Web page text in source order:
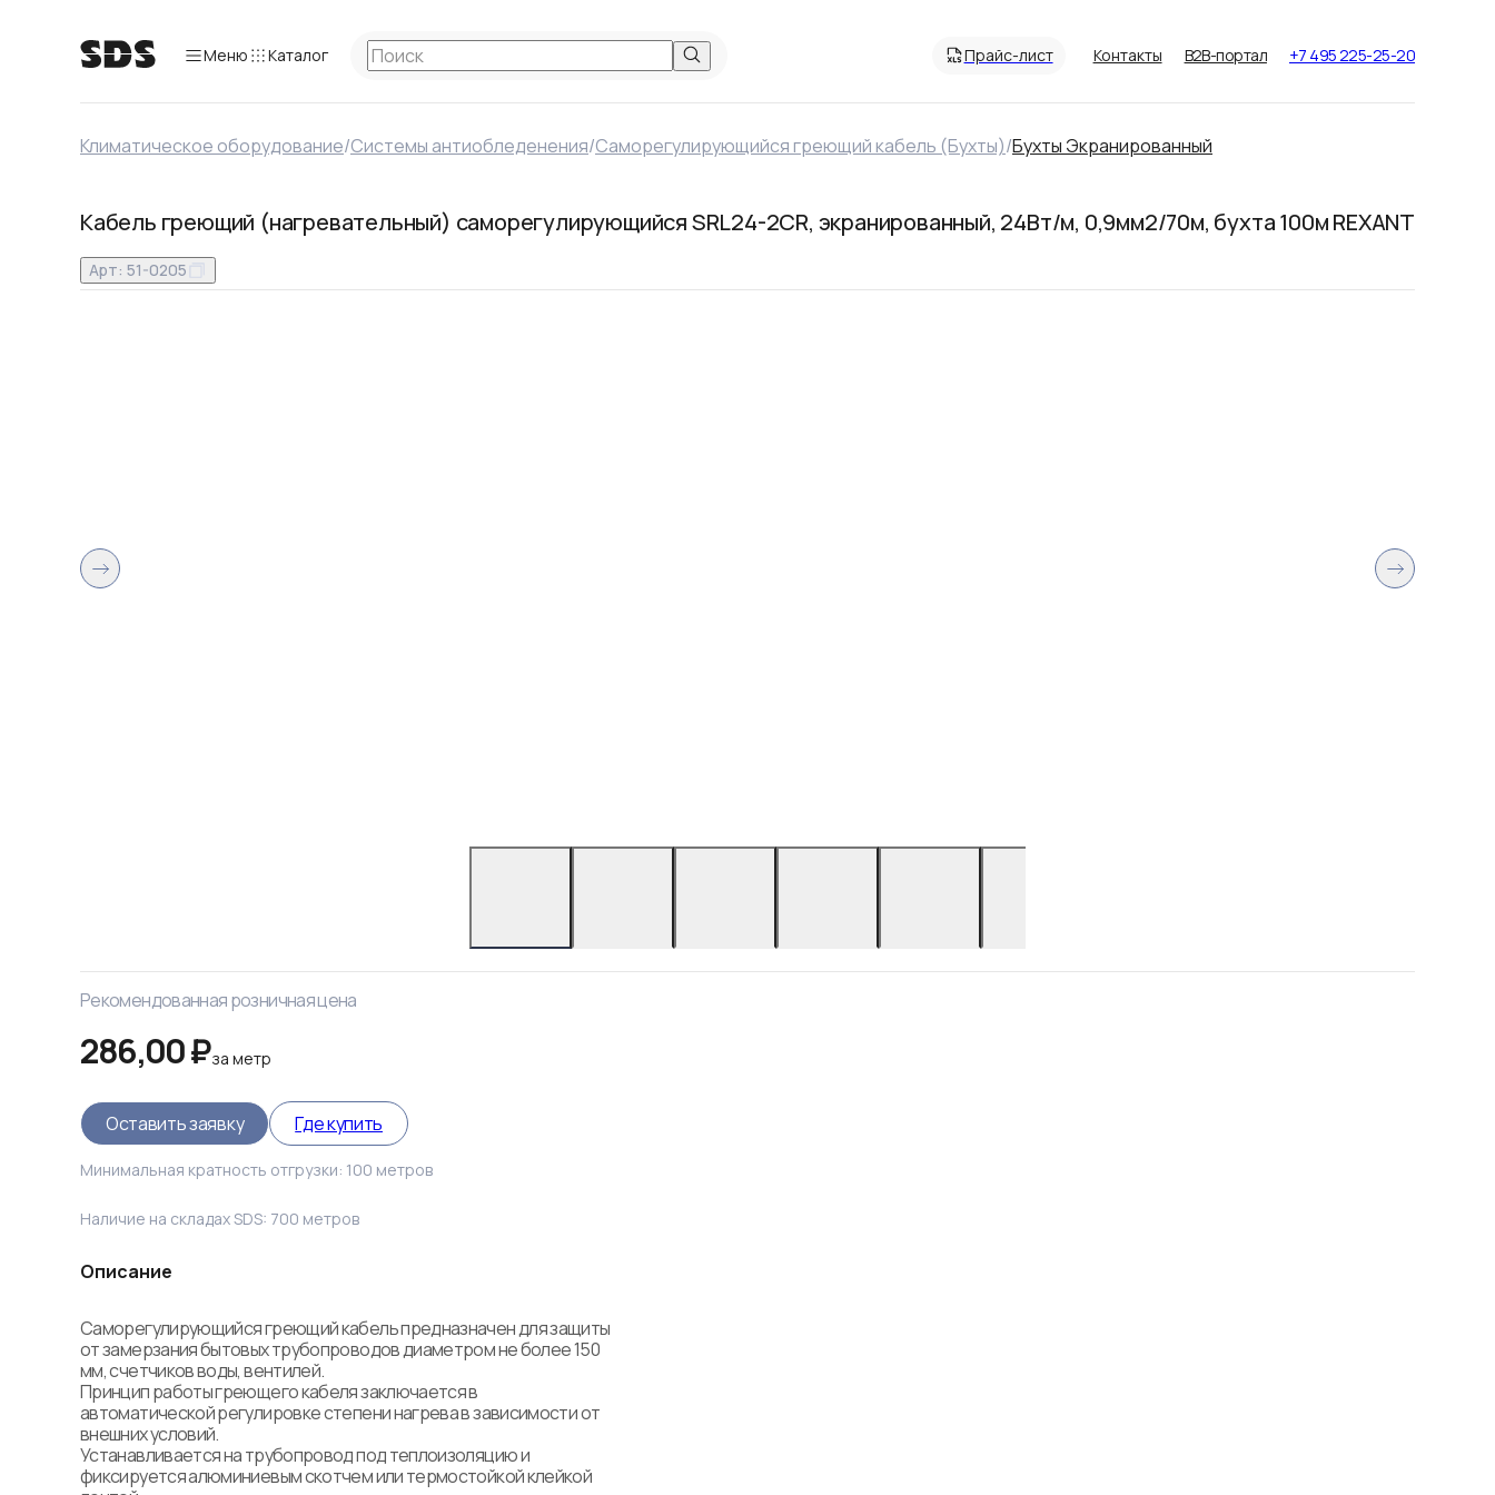
Меню Каталог Прайс-лист Контакты B2B-портал +7 495 225-25-20
Климатическое оборудование/Системы антиобледенения/Саморегулирующийся греющий кабель (Бухты)/Бухты Экранированный
Кабель греющий (нагревательный) саморегулирующийся SRL24-2CR, экранированный, 24Вт/м, 0,9мм2/70м, бухта 100м REXANT
Арт: 51-0205
Рекомендованная розничная цена
286,00 ₽за метр
Оставить заявку Где купить
Минимальная кратность отгрузки: 100 метров
Наличие на складах SDS: 700 метров
Описание
Саморегулирующийся греющий кабель предназначен для защиты
от замерзания бытовых трубопроводов диаметром не более 150
мм, счетчиков воды, вентилей.
Принцип работы греющего кабеля заключается в
автоматической регулировке степени нагрева в зависимости от
внешних условий.
Устанавливается на трубопровод под теплоизоляцию и
фиксируется алюминиевым скотчем или термостойкой клейкой